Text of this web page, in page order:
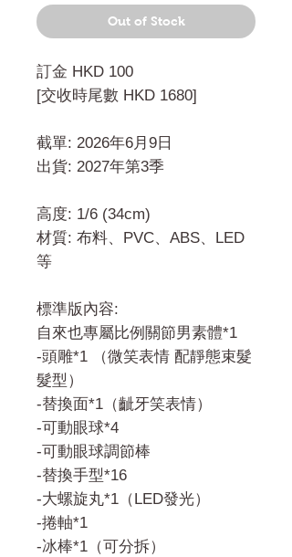
Out of Stock
訂金 HKD 100
[交收時尾數 HKD 1680]
截單: 2026年6月9日
出貨: 2027年第3季
高度: 1/6 (34cm)
材質: 布料、PVC、ABS、LED
等
標準版內容:
自來也專屬比例關節男素體*1
-頭雕*1 （微笑表情 配靜態束髮
髮型）
-替換面*1（齜牙笑表情）
-可動眼球*4
-可動眼球調節棒
-替換手型*16
-大螺旋丸*1（LED發光）
-捲軸*1
-冰棒*1（可分拆）